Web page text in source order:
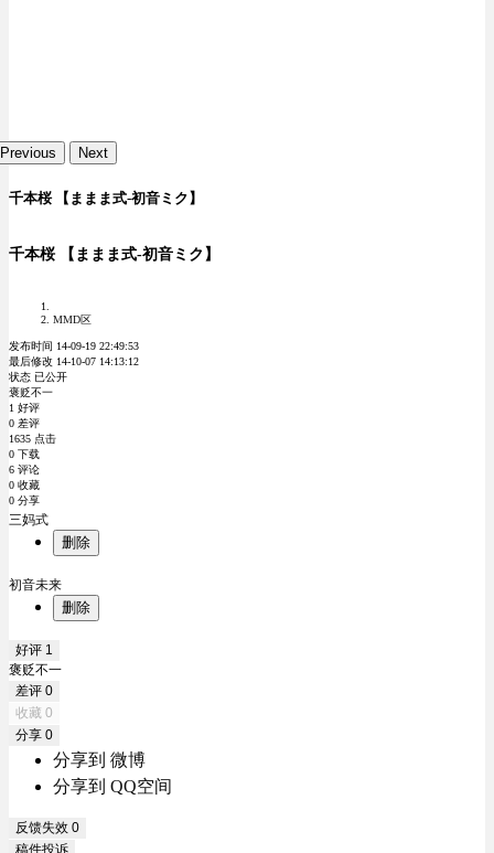
Previous Next
千本桜 【ままま式-初音ミク】
千本桜 【ままま式-初音ミク】
MMD区
发布时间 14-09-19 22:49:53
最后修改 14-10-07 14:13:12
状态 已公开
褒贬不一
1 好评
0 差评
1635 点击
0 下载
6 评论
0 收藏
0 分享
三妈式
删除
初音未来
删除
好评 1
褒贬不一
差评 0
收藏 0
分享 0
分享到 微博
分享到 QQ空间
反馈失效 0